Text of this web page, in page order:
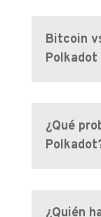
Bitcoin
Polkadot
¿Qué
¿Quién